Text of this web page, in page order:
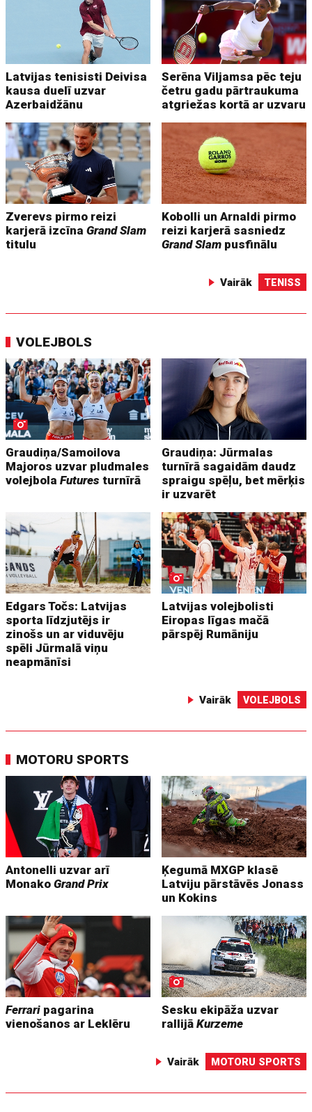
Latvijas tenisisti Deivisa
kausa duelī uzvar
Azerbaidžānu
Serēna Viljamsa pēc teju
četru gadu pārtraukuma
atgriežas kortā ar uzvaru
Zverevs pirmo reizi
karjerā izcīnaGrand Slam
titulu
Kobolli un Arnaldi pirmo
reizi karjerā sasniedz
Grand Slam pusfinālu
Vairāk TENISS
VOLEJBOLS
Graudiņa/Samoilova
Majoros uzvar pludmales
volejbolaFutures turnīrā
Graudiņa: Jūrmalas
turnīrā sagaidām daudz
spraigu spēļu, bet mērķis
ir uzvarēt
Edgars Točs: Latvijas
sporta līdzjutējs ir
zinošs un ar viduvēju
spēli Jūrmalā viņu
neapmānīsi
Latvijas volejbolisti
Eiropas līgas mačā
pārspēj Rumāniju
Vairāk VOLEJBOLS
MOTORU SPORTS
Antonelli uzvar arī
MonakoGrand Prix
Ķegumā MXGP klasē
Latviju pārstāvēs Jonass
un Kokins
Ferrari pagarina
vienošanos ar Leklēru
Sesku ekipāža uzvar
rallijāKurzeme
Vairāk MOTORU SPORTS